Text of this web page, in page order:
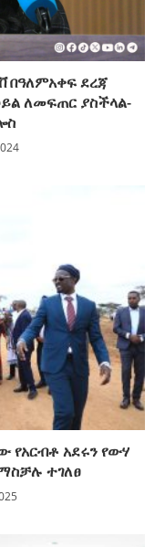
በዓለምአቀፍ ደረጃ
ለመፍጠር ያስችላል-
የአርብቶ አደሩን የውሃ
ተገለፀ